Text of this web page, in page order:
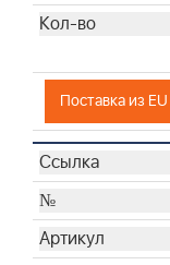
Поставка из